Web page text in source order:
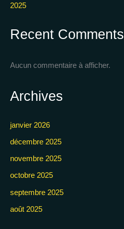
2025
Recent Comments
Aucun commentaire à afficher.
Archives
janvier 2026
décembre 2025
novembre 2025
octobre 2025
septembre 2025
août 2025